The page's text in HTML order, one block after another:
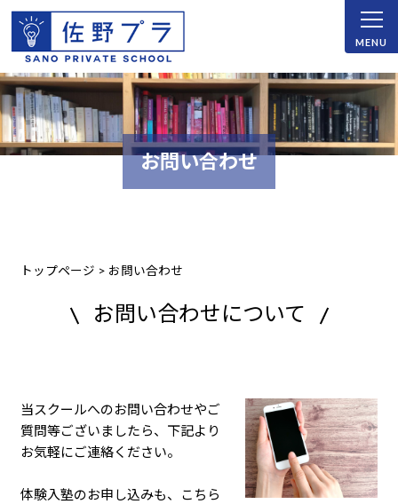
お問い合わせ
トップページ > お問い合わせ
お問い合わせについて
当スクールへのお問い合わせやご
質問等ございましたら、下記より
お気軽にご連絡ください。
体験入塾のお申し込みも、こちら